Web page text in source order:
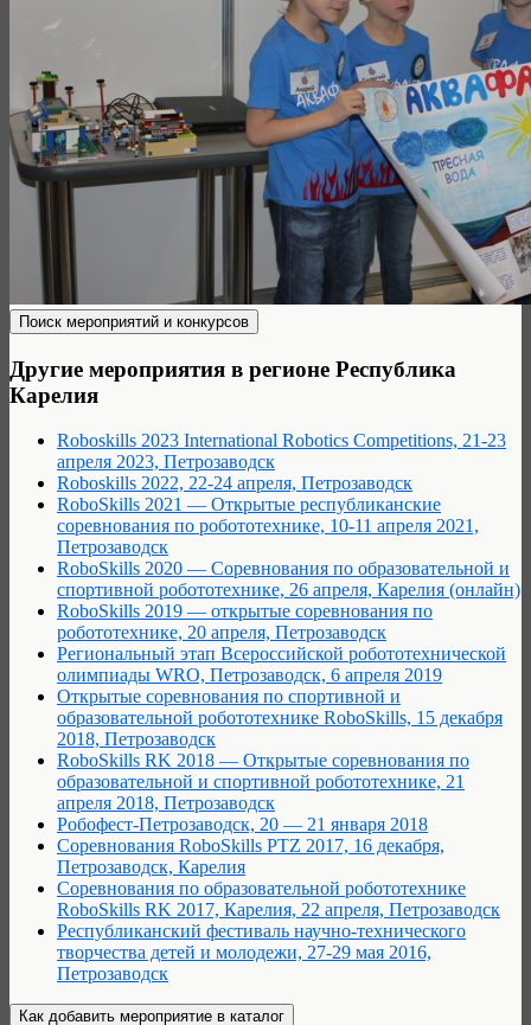
Другие мероприятия в регионе Республика
Карелия
Roboskills 2023 International Robotics Competitions, 21-23
апреля 2023, Петрозаводск
Roboskills 2022, 22-24 апреля, Петрозаводск
RoboSkills 2021 — Открытые республиканские
соревнования по робототехнике, 10-11 апреля 2021,
Петрозаводск
RoboSkills 2020 — Cоревнования по образовательной и
спортивной робототехнике, 26 апреля, Карелия (онлайн)
RoboSkills 2019 — открытые соревнования по
робототехнике, 20 апреля, Петрозаводск
Региональный этап Всероссийской робототехнической
олимпиады WRO, Петрозаводск, 6 апреля 2019
Открытые соревнования по спортивной и
образовательной робототехнике RoboSkills, 15 декабря
2018, Петрозаводск
RoboSkills RK 2018 — Открытые соревнования по
образовательной и спортивной робототехнике, 21
апреля 2018, Петрозаводск
Робофест-Петрозаводск, 20 — 21 января 2018
Соревнования RoboSkills PTZ 2017, 16 декабря,
Петрозаводск, Карелия
Cоревнования по образовательной робототехнике
RoboSkills RK 2017, Карелия, 22 апреля, Петрозаводск
Республиканский фестиваль научно-технического
творчества детей и молодежи, 27-29 мая 2016,
Петрозаводск